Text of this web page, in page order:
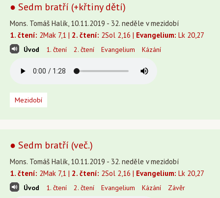
● Sedm bratří (+křtiny dětí)
Mons. Tomáš Halík, 10.11.2019 - 32. neděle v mezidobí
1. čtení: 2Mak 7,1 | 2. čtení: 2Sol 2,16 | Evangelium: Lk 20,27
Úvod 1. čtení 2. čtení Evangelium Kázání
Mezidobí
● Sedm bratří (več.)
Mons. Tomáš Halík, 10.11.2019 - 32. neděle v mezidobí
1. čtení: 2Mak 7,1 | 2. čtení: 2Sol 2,16 | Evangelium: Lk 20,27
Úvod 1. čtení 2. čtení Evangelium Kázání Závěr